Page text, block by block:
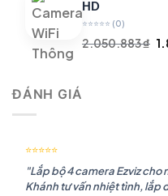
HD
⭐⭐⭐⭐⭐ (0)
2.050.883₫
ĐÁNH GIÁ
⭐⭐⭐⭐⭐
"Lắp bộ 4 camera Ezviz
Khánh tư vấn nhiệt tình,